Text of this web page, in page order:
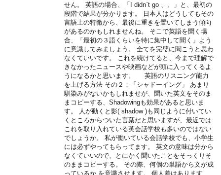
せん。 英語の場合、「I didn`t go 、、」と、最初の
段階で結果が分かります。 日本人はどうしてもその
言語上の特徴から、最後に重きを置いてしまう傾向
があるのかもしれませんね。 そこで英語を聞く場
合、「最初の３語くらいを特に集中して聞く」よう
に意識してみましょう。 全てを完璧に聞こうと思わ
なくていいです。 これを続けてると、今まで理解で
きなかったニュースや映画などが頭に入ってくるよ
うになるかと思います。 英語のリスニング能力
を上げる方法 その２：「シャドーイング」 あまり
馴染みがないかもしれませが、聞いた英文をそのま
まコピーする、Shadowingも効果があると思いま
す。 人が動くと影( shadow )も同じように付いてい
くところからついた言葉だと思いますが、最近では
これを取り入れている英会話学校も多いのではない
でしょうか。 私が働いている会話学校でも、小学生
には必ずやってもらってます。 英文の意味は分から
なくていいので、とにかく聞いたことをそっくりそ
のままコピーする。 その際、何個の単語から文が成
っているか を意識させます。 個人差はあります